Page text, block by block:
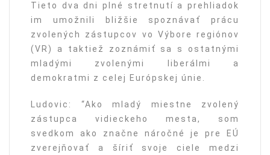
Tieto dva dni plné stretnutí a prehliadok
im umožnili bližšie spoznávať prácu
zvolených zástupcov vo Výbore regiónov
(VR) a taktiež zoznámiť sa s ostatnými
mladými zvolenými liberálmi a
demokratmi z celej Európskej únie.
Ludovic: “Ako mladý miestne zvolený
zástupca vidieckeho mesta, som
svedkom ako značne náročné je pre EÚ
zverejňovať a šíriť svoje ciele medzi